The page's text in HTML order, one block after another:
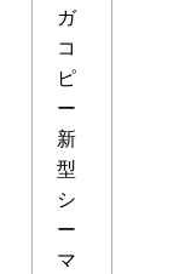
ガ
コ
ピ
ー
新
型
シ
ー
マ